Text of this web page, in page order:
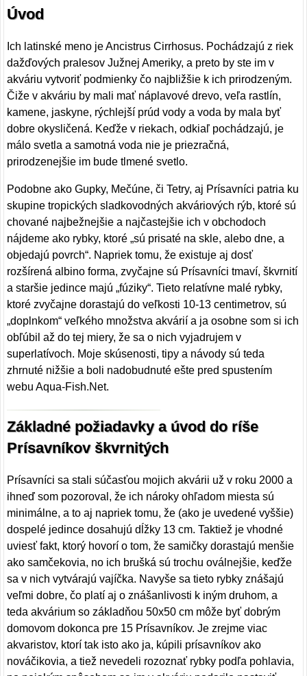
Úvod
Ich latinské meno je Ancistrus Cirrhosus. Pochádzajú z riek
dažďových pralesov Južnej Ameriky, a preto by ste im v
akváriu vytvoriť podmienky čo najbližšie k ich prirodzeným.
Čiže v akváriu by mali mať náplavové drevo, veľa rastlín,
kamene, jaskyne, rýchlejší prúd vody a voda by mala byť
dobre okysličená. Keďže v riekach, odkiaľ pochádzajú, je
málo svetla a samotná voda nie je priezračná,
prirodzenejšie im bude tlmené svetlo.
Podobne ako Gupky, Mečúne, či Tetry, aj Prísavníci patria ku
skupine tropických sladkovodných akváriových rýb, ktoré sú
chované najbežnejšie a najčastejšie ich v obchodoch
nájdeme ako rybky, ktoré „sú prisaté na skle, alebo dne, a
objedajú povrch“. Napriek tomu, že existuje aj dosť
rozšírená albino forma, zvyčajne sú Prísavníci tmaví, škvrnití
a staršie jedince majú „fúziky“. Tieto relatívne malé rybky,
ktoré zvyčajne dorastajú do veľkosti 10-13 centimetrov, sú
„doplnkom“ veľkého množstva akvárií a ja osobne som si ich
obľúbil až do tej miery, že sa o nich vyjadrujem v
superlatívoch. Moje skúsenosti, tipy a návody sú teda
zhrnuté nižšie a boli nadobudnuté ešte pred spustením
webu Aqua-Fish.Net.
Základné požiadavky a úvod do ríše
Prísavníkov škvrnitých
Prísavníci sa stali súčasťou mojich akvárii už v roku 2000 a
ihneď som pozoroval, že ich nároky ohľadom miesta sú
minimálne, a to aj napriek tomu, že (ako je uvedené vyššie)
dospelé jedince dosahujú dĺžky 13 cm. Taktiež je vhodné
uviesť fakt, ktorý hovorí o tom, že samičky dorastajú menšie
ako samčekovia, no ich brušká sú trochu oválnejšie, keďže
sa v nich vytvárajú vajíčka. Navyše sa tieto rybky znášajú
veľmi dobre, čo platí aj o znášanlivosti k iným druhom, a
teda akvárium so základňou 50x50 cm môže byť dobrým
domovom dokonca pre 15 Prísavníkov. Je zrejme viac
akvaristov, ktorí tak isto ako ja, kúpili prísavníkov ako
nováčikovia, a tiež nevedeli rozoznať rybky podľa pohlavia,